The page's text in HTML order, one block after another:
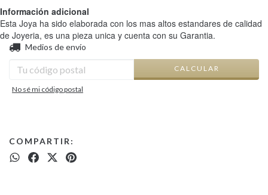
Información adicional
Esta Joya ha sido elaborada con los mas altos estandares de calidad
de Joyeria, es una pieza unica y cuenta con su Garantia.
Entregas para el CP:
Medios de envío
CALCULAR
No sé mi código postal
COMPARTIR: